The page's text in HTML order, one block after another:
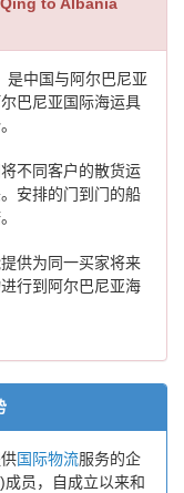
是中国与阿尔巴尼亚
巴尼亚国际海运具
不同客户的散货运
安排的门到门的船
供为同一买家将来
行到阿尔巴尼亚海
国际物流服务的企
员，自成立以来和